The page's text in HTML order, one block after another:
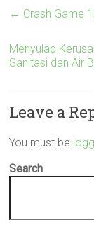
← Crash Game
Menyulap
Sanitasi dan Air
Leave a
You must be
Search